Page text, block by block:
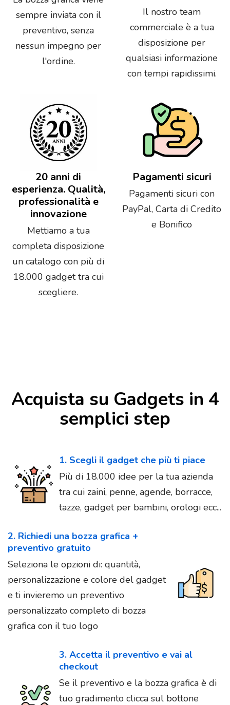
sempre inviata con il
preventivo, senza
nessun impegno per
l'ordine.
Il nostro team
commerciale è a tua
disposizione per
qualsiasi informazione
con tempi rapidissimi.
20 anni di
esperienza. Qualità,
professionalità e
innovazione
Mettiamo a tua
completa disposizione
un catalogo con più di
18.000 gadget tra cui
scegliere.
Pagamenti sicuri
Pagamenti sicuri con
PayPal, Carta di Credito
e Bonifico
Acquista su Gadgets in 4
semplici step
1. Scegli il gadget che più ti piace
Più di 18.000 idee per la tua azienda
tra cui zaini, penne, agende, borracce,
tazze, gadget per bambini, orologi ecc...
2. Richiedi una bozza grafica +
preventivo gratuito
Seleziona le opzioni di: quantità,
personalizzazione e colore del gadget
e ti invieremo un preventivo
personalizzato completo di bozza
grafica con il tuo logo
3. Accetta il preventivo e vai al
checkout
Se il preventivo e la bozza grafica è di
tuo gradimento clicca sul bottone